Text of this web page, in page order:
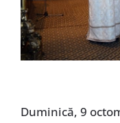
Duminică, 9